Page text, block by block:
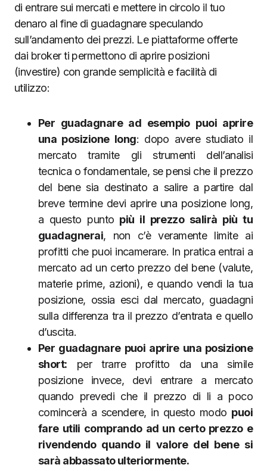
di entrare sui mercati e mettere in circolo il tuo
denaro al fine di guadagnare speculando
sull’andamento dei prezzi. Le piattaforme offerte
dai broker ti permettono di aprire posizioni
(investire) con grande semplicità e facilità di
utilizzo:
Per guadagnare ad esempio puoi aprire
una posizione long: dopo avere studiato il
mercato tramite gli strumenti dell’analisi
tecnica o fondamentale, se pensi che il prezzo
del bene sia destinato a salire a partire dal
breve termine devi aprire una posizione long,
a questo punto più il prezzo salirà più tu
guadagnerai, non c’è veramente limite ai
profitti che puoi incamerare. In pratica entrai a
mercato ad un certo prezzo del bene (valute,
materie prime, azioni), e quando vendi la tua
posizione, ossia esci dal mercato, guadagni
sulla differenza tra il prezzo d’entrata e quello
d’uscita.
Per guadagnare puoi aprire una posizione
short: per trarre profitto da una simile
posizione invece, devi entrare a mercato
quando prevedi che il prezzo di li a poco
comincerà a scendere, in questo modo puoi
fare utili comprando ad un certo prezzo e
rivendendo quando il valore del bene si
sarà abbassato ulteriormente.